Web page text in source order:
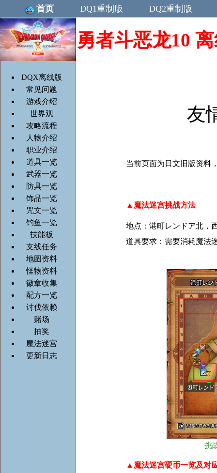
首页 DQ1重制版 DQ2重制版
DQX离线版
常见问题
游戏介绍
世界观
攻略流程
人物介绍
职业介绍
道具一览
武器一览
防具一览
饰品一览
咒文一览
钓鱼一览
技能板
支线任务
地图资料
怪物资料
徽章收集
配方一览
讨伐依赖
赌场
抽奖
魔法迷宫
更新日志
勇者斗恶龙10
友
当前页面为日文旧版资料
▲魔法迷宫挑战方法
地点：港町レンドア北，
道具要求：需要消耗魔法
挑
▲魔法迷宫硬币一览及对